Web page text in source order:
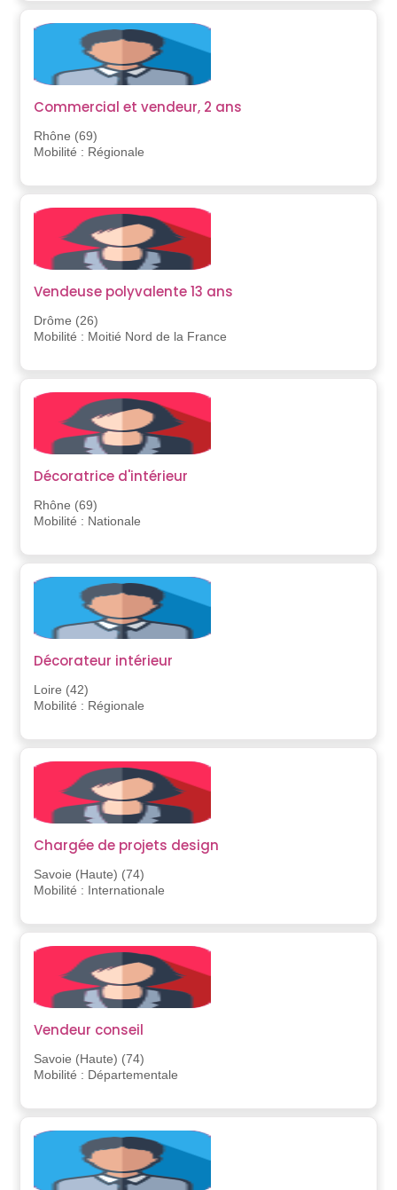
Commercial et vendeur, 2 ans
Rhône (69)
Mobilité : Régionale
Vendeuse polyvalente 13 ans
Drôme (26)
Mobilité : Moitié Nord de la France
Décoratrice d'intérieur
Rhône (69)
Mobilité : Nationale
Décorateur intérieur
Loire (42)
Mobilité : Régionale
Chargée de projets design
Savoie (Haute) (74)
Mobilité : Internationale
Vendeur conseil
Savoie (Haute) (74)
Mobilité : Départementale